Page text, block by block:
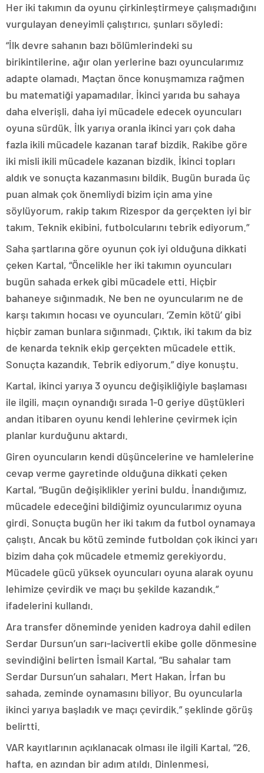
Her iki takımın da oyunu çirkinleştirmeye çalışmadığını
vurgulayan deneyimli çalıştırıcı, şunları söyledi:
“İlk devre sahanın bazı bölümlerindeki su
birikintilerine, ağır olan yerlerine bazı oyuncularımız
adapte olamadı. Maçtan önce konuşmamıza rağmen
bu matematiği yapamadılar. İkinci yarıda bu sahaya
daha elverişli, daha iyi mücadele edecek oyuncuları
oyuna sürdük. İlk yarıya oranla ikinci yarı çok daha
fazla ikili mücadele kazanan taraf bizdik. Rakibe göre
iki misli ikili mücadele kazanan bizdik. İkinci topları
aldık ve sonuçta kazanmasını bildik. Bugün burada üç
puan almak çok önemliydi bizim için ama yine
söylüyorum, rakip takım Rizespor da gerçekten iyi bir
takım. Teknik ekibini, futbolcularını tebrik ediyorum.”
Saha şartlarına göre oyunun çok iyi olduğuna dikkati
çeken Kartal, “Öncelikle her iki takımın oyuncuları
bugün sahada erkek gibi mücadele etti. Hiçbir
bahaneye sığınmadık. Ne ben ne oyuncularım ne de
karşı takımın hocası ve oyuncuları. ‘Zemin kötü’ gibi
hiçbir zaman bunlara sığınmadı. Çıktık, iki takım da biz
de kenarda teknik ekip gerçekten mücadele ettik.
Sonuçta kazandık. Tebrik ediyorum.” diye konuştu.
Kartal, ikinci yarıya 3 oyuncu değişikliğiyle başlaması
ile ilgili, maçın oynandığı sırada 1-0 geriye düştükleri
andan itibaren oyunu kendi lehlerine çevirmek için
planlar kurduğunu aktardı.
Giren oyuncuların kendi düşüncelerine ve hamlelerine
cevap verme gayretinde olduğuna dikkati çeken
Kartal, “Bugün değişiklikler yerini buldu. İnandığımız,
mücadele edeceğini bildiğimiz oyuncularımız oyuna
girdi. Sonuçta bugün her iki takım da futbol oynamaya
çalıştı. Ancak bu kötü zeminde futboldan çok ikinci yarı
bizim daha çok mücadele etmemiz gerekiyordu.
Mücadele gücü yüksek oyuncuları oyuna alarak oyunu
lehimize çevirdik ve maçı bu şekilde kazandık.”
ifadelerini kullandı.
Ara transfer döneminde yeniden kadroya dahil edilen
Serdar Dursun’un sarı-lacivertli ekibe golle dönmesine
sevindiğini belirten İsmail Kartal, “Bu sahalar tam
Serdar Dursun’un sahaları. Mert Hakan, İrfan bu
sahada, zeminde oynamasını biliyor. Bu oyuncularla
ikinci yarıya başladık ve maçı çevirdik.” şeklinde görüş
belirtti.
VAR kayıtlarının açıklanacak olması ile ilgili Kartal, “26.
hafta, en azından bir adım atıldı. Dinlenmesi,